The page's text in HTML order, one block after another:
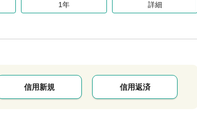
1年 詳細
信用新規 信用返済